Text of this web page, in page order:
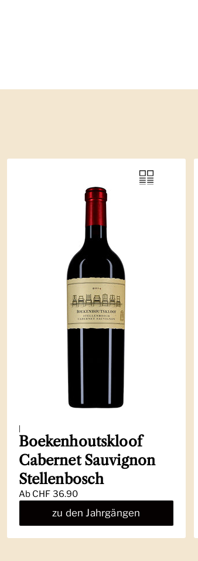
Boekenhoutskloof
Cabernet Sauvignon
Stellenbosch
Ab CHF 36.90
zu den Jahrgängen